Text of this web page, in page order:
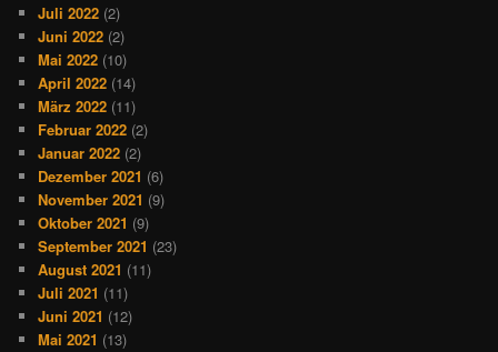
Juli 2022 (2)
Juni 2022 (2)
Mai 2022 (10)
April 2022 (14)
März 2022 (11)
Februar 2022 (2)
Januar 2022 (2)
Dezember 2021 (6)
November 2021 (9)
Oktober 2021 (9)
September 2021 (23)
August 2021 (11)
Juli 2021 (11)
Juni 2021 (12)
Mai 2021 (13)